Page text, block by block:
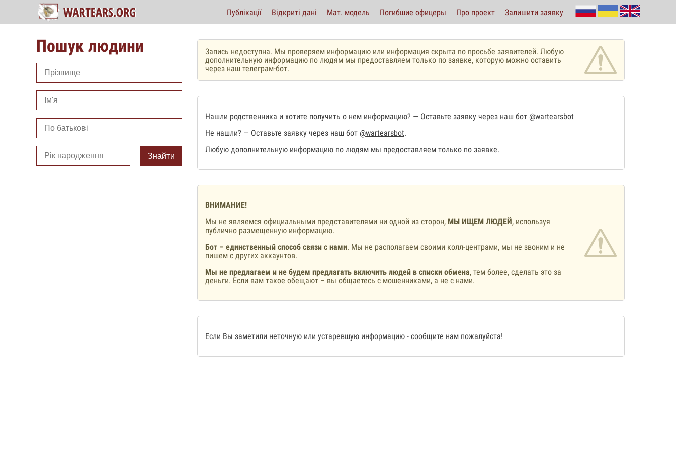
Публікації Відкриті дані Мат. модель Погибшие офицеры Про проект Залишити заявку
Пошук людини
Знайти
Запись недоступна. Мы проверяем информацию или информация скрыта по просьбе заявителей. Любую
дополнительную информацию по людям мы предоставляем только по заявке, которую можно оставить
через наш телеграм-бот.
Нашли родственника и хотите получить о нем информацию? — Оставьте заявку через наш бот @wartearsbot
Не нашли? — Оставьте заявку через наш бот @wartearsbot.
Любую дополнительную информацию по людям мы предоставляем только по заявке.
ВНИМАНИЕ!
Мы не являемся официальными представителями ни одной из сторон, МЫ ИЩЕМ ЛЮДЕЙ, используя
публично размещенную информацию.
Бот – единственный способ связи с нами. Мы не располагаем своими колл-центрами, мы не звоним и не
пишем с других аккаунтов.
Мы не предлагаем и не будем предлагать включить людей в списки обмена, тем более, сделать это за
деньги. Если вам такое обещают – вы общаетесь с мошенниками, а не с нами.
Если Вы заметили неточную или устаревшую информацию - сообщите нам пожалуйста!